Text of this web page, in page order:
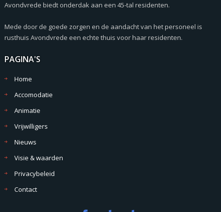
Avondvrede biedt onderdak aan een 45-tal residenten.
Mede door de goede zorgen en de aandacht van het personeel is
rusthuis Avondvrede een echte thuis voor haar residenten.
PAGINA'S
Home
Accomodatie
Animatie
Vrijwilligers
Nieuws
Visie & waarden
Privacybeleid
Contact